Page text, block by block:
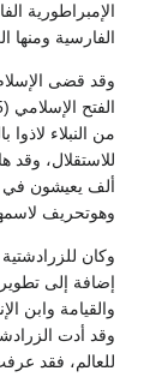
الإمبراطورية
الفارسية ومنها
وقد قضى
من النبلاء لاذوا
للاستقلال،
ألف يعيشون في
وهوتحريف
وكان
إضافة إلى
والقيامة وابن
وقد أدت
للعالم، فقد